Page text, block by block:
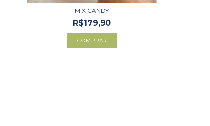
MIX CANDY
R$179,90